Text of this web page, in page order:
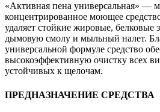
«Активная пена универсальная» —
концентрированное моющее
удаляет стойкие жировые, белковые
дымовую смолу и мыльный налет.
универсальной формуле средство
высокоэффективную очистку всех
устойчивых к щелочам.
ПРЕДНАЗНАЧЕНИЕ СРЕДСТВА